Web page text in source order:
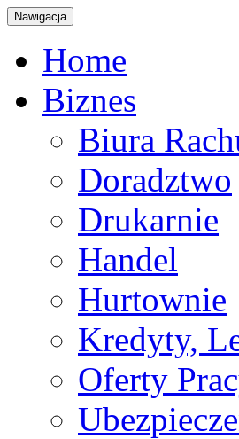
Nawigacja
Home
Biznes
Biura
Doradztwo
Drukarnie
Handel
Hurtownie
Kredyty,
Oferty